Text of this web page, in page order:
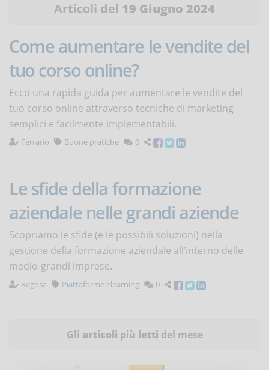
Articoli del 19 Giugno 2024
Come aumentare le vendite del
tuo corso online?
Ecco una rapida guida per aumentare le vendite del
tuo corso online attraverso tecniche di marketing
semplici e facilmente implementabili.
Ferrario Buone pratiche 0
Le sfide della formazione
aziendale nelle grandi aziende
Scopriamo le sfide (e le possibili soluzioni) nella
gestione della formazione aziendale all’interno delle
medio-grandi imprese.
Regosa Piattaforme elearning 0
Gli articoli più letti del mese